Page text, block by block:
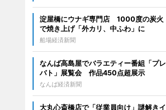
淀屋橋にウナギ専門店 1000度の炭火
で焼き上げ「外カリ、中ふわ」に
船場経済新聞
なんば高島屋でバラエティー番組「プレ
バト」展覧会 作品450点超展示
なんば経済新聞
大丸心斎橋店で「従業員向け」謎解きイ